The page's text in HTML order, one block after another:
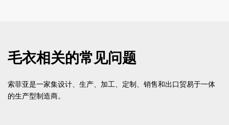
毛衣相关的常见问题
索菲亚是一家集设计、生产、加工、定制、销售和出口贸易于一体
的生产型制造商。